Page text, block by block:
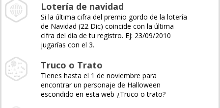
Lotería de navidad
Si la última cifra del premio gordo de la lotería
de Navidad (22 Dic) coincide con la última
cifra del día de tu registro. Ej: 23/09/2010
jugarías con el 3.
Truco o Trato
Tienes hasta el 1 de noviembre para
encontrar un personaje de Halloween
escondido en esta web ¿Truco o trato?